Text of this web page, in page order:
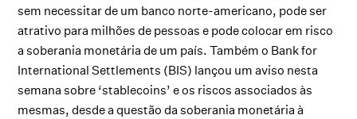
sem necessitar de um banco norte-americano, pode ser
atrativo para milhões de pessoas e pode colocar em risco
a soberania monetária de um país. Também o Bank for
International Settlements (BIS) lançou um aviso nesta
semana sobre ‘stablecoins’ e os riscos associados às
mesmas, desde a questão da soberania monetária à